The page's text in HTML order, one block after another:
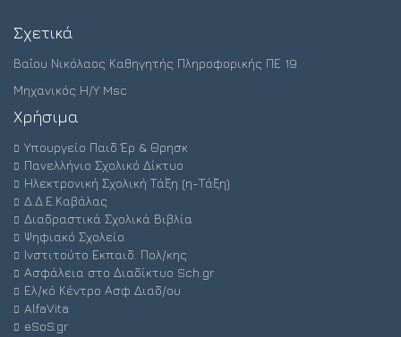
Σχετικά
Βαΐου Νικόλαος Καθηγητής Πληροφορικής ΠΕ 19
Μηχανικός Η/Υ Msc
Χρήσιμα
Υπουργείο Παιδ Έρ & Θρησκ
Πανελλήνιο Σχολικό Δίκτυο
Ηλεκτρονική Σχολική Τάξη (η-Τάξη)
Δ.Δ.Ε.Καβάλας
Διαδραστικά Σχολικά Βιβλία
Ψηφιακό Σχολείο
Ινστιτούτο Εκπαιδ. Πολ/κης
Ασφάλεια στο Διαδίκτυο Sch.gr
Ελ/κό Κέντρο Ασφ Διαδ/ου
AlfaVita
eSoS.gr